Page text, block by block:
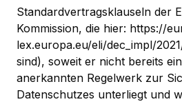
Standardvertragsklauseln der
Kommission, die hier: https://
lex.europa.eu/eli/dec_impl/
sind), soweit er nicht bereits
anerkannten Regelwerk zur
Datenschutzes unterliegt und